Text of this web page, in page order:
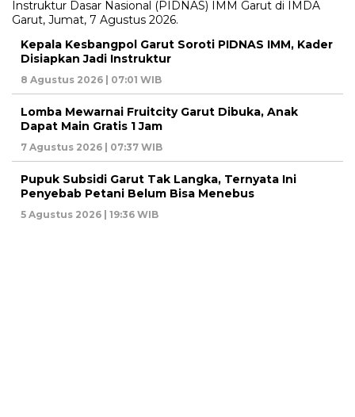
Kepala Kesbangpol Garut Soroti PIDNAS IMM, Kader
Disiapkan Jadi Instruktur
8 Agustus 2026 | 07:01 WIB
Lomba Mewarnai Fruitcity Garut Dibuka, Anak
Dapat Main Gratis 1 Jam
7 Agustus 2026 | 07:37 WIB
Pupuk Subsidi Garut Tak Langka, Ternyata Ini
Penyebab Petani Belum Bisa Menebus
5 Agustus 2026 | 19:36 WIB